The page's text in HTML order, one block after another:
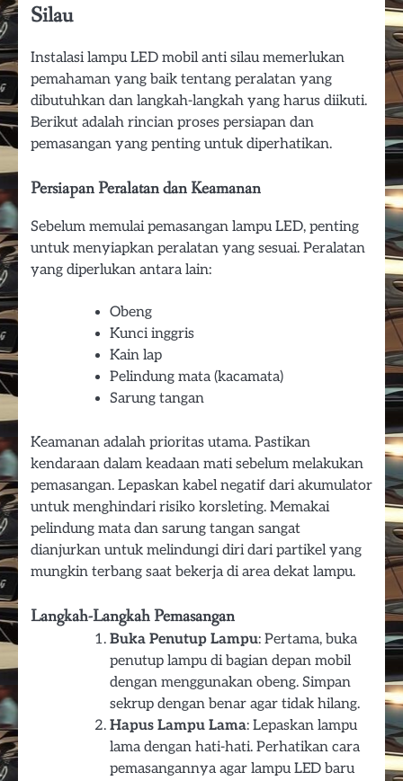
Silau
Instalasi lampu LED mobil anti silau memerlukan
pemahaman yang baik tentang peralatan yang
dibutuhkan dan langkah-langkah yang harus diikuti.
Berikut adalah rincian proses persiapan dan
pemasangan yang penting untuk diperhatikan.
Persiapan Peralatan dan Keamanan
Sebelum memulai pemasangan lampu LED, penting
untuk menyiapkan peralatan yang sesuai. Peralatan
yang diperlukan antara lain:
Obeng
Kunci inggris
Kain lap
Pelindung mata (kacamata)
Sarung tangan
Keamanan adalah prioritas utama. Pastikan
kendaraan dalam keadaan mati sebelum melakukan
pemasangan. Lepaskan kabel negatif dari akumulator
untuk menghindari risiko korsleting. Memakai
pelindung mata dan sarung tangan sangat
dianjurkan untuk melindungi diri dari partikel yang
mungkin terbang saat bekerja di area dekat lampu.
Langkah-Langkah Pemasangan
Buka Penutup Lampu: Pertama, buka
penutup lampu di bagian depan mobil
dengan menggunakan obeng. Simpan
sekrup dengan benar agar tidak hilang.
Hapus Lampu Lama: Lepaskan lampu
lama dengan hati-hati. Perhatikan cara
pemasangannya agar lampu LED baru